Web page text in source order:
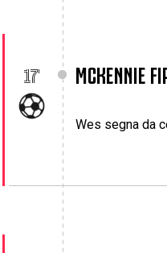
17' MCKENNIE
Wes segna da